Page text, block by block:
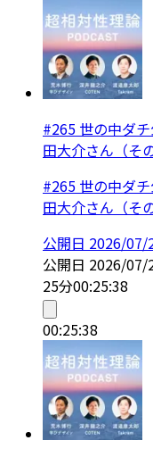
#265 世の中ダ
田大介さん（その
#265 世の中ダ
田大介さん（その
公開日 2026/07/
公開日 2026/07/
25分00:25:38
00:25:38